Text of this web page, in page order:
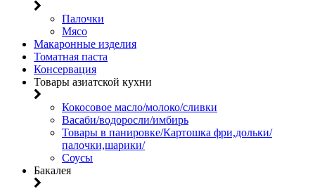
Палочки
Мясо
Макаронные изделия
Томатная паста
Консервация
Товары азиатской кухни
Кокосовое масло/молоко/сливки
Васаби/водоросли/имбирь
Товары в панировке/Картошка фри,дольки/
палочки,шарики/
Соусы
Бакалея